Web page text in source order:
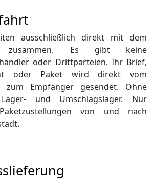
ausschließlich direkt mit dem
zusammen. Es gibt keine
oder Drittparteien. Ihr Brief,
oder Paket wird direkt vom
zum Empfänger gesendet. Ohne
und Umschlagslager. Nur
von und nach